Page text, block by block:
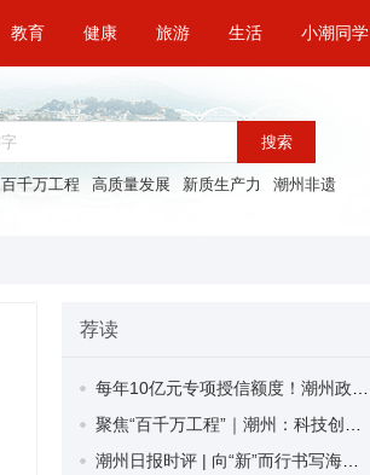
教育 健康 旅游 生活 小潮同学
搜索
百千万工程 高质量发展 新质生产力 潮州非遗
荐读